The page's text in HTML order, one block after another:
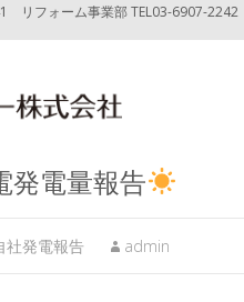
リフォーム事業部 TEL03-6907-2242
発電量報告
社発電報告 admin